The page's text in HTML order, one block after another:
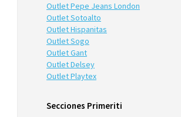
Outlet Pepe Jeans London
Outlet Sotoalto
Outlet Hispanitas
Outlet Sogo
Outlet Gant
Outlet Delsey
Outlet Playtex
Secciones Primeriti